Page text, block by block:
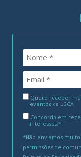
Quero receber
eventos da LBCA
Concordo em
interesses.*
*Não enviamos
permissões de